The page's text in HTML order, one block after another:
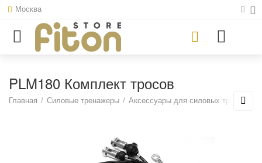
Москва
PLM180 Комплект тросов
Главная / Силовые тренажеры / Аксессуары для силовых